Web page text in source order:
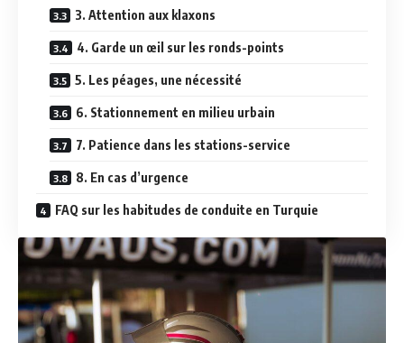
3. Attention aux klaxons
4. Garde un œil sur les ronds-points
5. Les péages, une nécessité
6. Stationnement en milieu urbain
7. Patience dans les stations-service
8. En cas d’urgence
FAQ sur les habitudes de conduite en Turquie